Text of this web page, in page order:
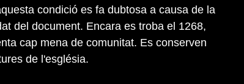
condició es fa dubtosa a causa de la
del document. Encara es troba el 1268,
cap mena de comunitat. Es conserven
de l'església.